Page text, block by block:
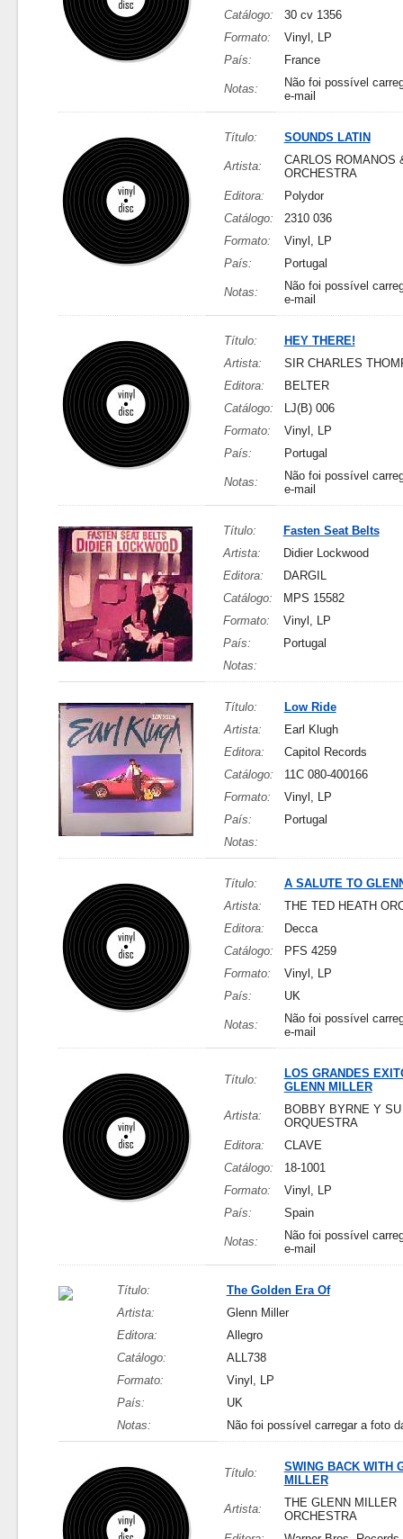
Catálogo:
30 cv 1356
Formato:
Vinyl, LP
País:
France
Notas:
Não foi possível
e-mail
Título: SOUNDS LATIN
Artista:
CARLOS ROMANOS
ORCHESTRA
Editora:
Polydor
Catálogo:
2310 036
Formato:
Vinyl, LP
País:
Portugal
Notas:
Não foi possível
e-mail
Título:
HEY THERE!
Artista:
SIR CHARLES
Editora:
BELTER
Catálogo:
LJ(B) 006
Formato:
Vinyl, LP
País:
Portugal
Notas:
Não foi possível
e-mail
Título:
Fasten Seat Belts
Artista:
Didier Lockwood
Editora:
DARGIL
Catálogo:
MPS 15582
Formato:
Vinyl, LP
País:
Portugal
Notas:
Título:
Low Ride
Artista:
Earl Klugh
Editora:
Capitol Records
Catálogo:
11C 080-400166
Formato:
Vinyl, LP
País:
Portugal
Notas:
Título:
A SALUTE TO
Artista:
THE TED HEATH
Editora:
Decca
Catálogo:
PFS 4259
Formato:
Vinyl, LP
País:
UK
Notas:
Não foi possível
e-mail
Título:
LOS GRANDES
GLENN MILLER
Artista:
BOBBY BYRNE Y SU
ORQUESTRA
Editora:
CLAVE
Catálogo:
18-1001
Formato:
Vinyl, LP
País:
Spain
Notas:
Não foi possível
e-mail
Título:
The Golden Era Of
Artista:
Glenn Miller
Editora:
Allegro
Catálogo:
ALL738
Formato:
Vinyl, LP
País:
UK
Notas:
Não foi possível carregar a foto
Título:
SWING BACK WITH
MILLER
Artista:
THE GLENN MILLER
ORCHESTRA